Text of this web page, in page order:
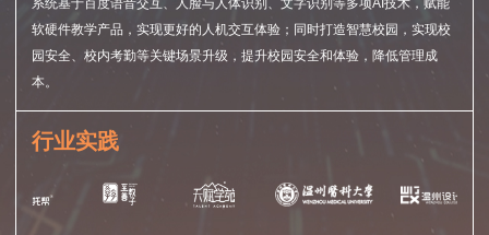
系统基于百度语音交互、人脸与人体识别、文字识别等多项AI技术，赋能
软硬件教学产品，实现更好的人机交互体验；同时打造智慧校园，实现校
园安全、校内考勤等关键场景升级，提升校园安全和体验，降低管理成
本。
行业实践